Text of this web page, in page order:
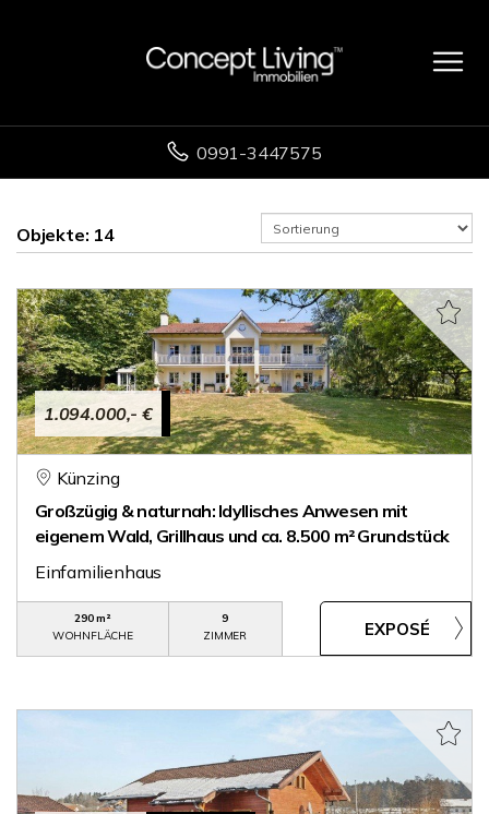
0991-3447575
Objekte: 14
1.094.000,- €
Künzing
Großzügig & naturnah: Idyllisches Anwesen mit
eigenem Wald, Grillhaus und ca. 8.500 m² Grundstück
Einfamilienhaus
290 m²
WOHNFLÄCHE
9
ZIMMER